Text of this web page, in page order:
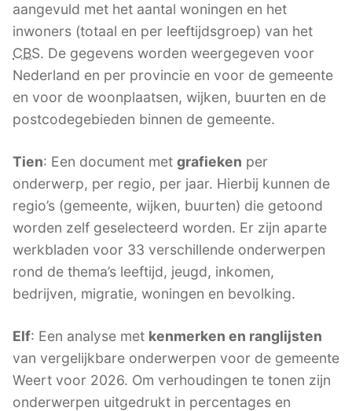
aangevuld met het aantal woningen en het
inwoners (totaal en per leeftijdsgroep) van het
CBS. De gegevens worden weergegeven voor
Nederland en per provincie en voor de gemeente
en voor de woonplaatsen, wijken, buurten en de
postcodegebieden binnen de gemeente.
Tien: Een document met grafieken per
onderwerp, per regio, per jaar. Hierbij kunnen de
regio’s (gemeente, wijken, buurten) die getoond
worden zelf geselecteerd worden. Er zijn aparte
werkbladen voor 33 verschillende onderwerpen
rond de thema’s leeftijd, jeugd, inkomen,
bedrijven, migratie, woningen en bevolking.
Elf: Een analyse met kenmerken en ranglijsten
van vergelijkbare onderwerpen voor de gemeente
Weert voor 2026. Om verhoudingen te tonen zijn
onderwerpen uitgedrukt in percentages en